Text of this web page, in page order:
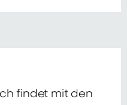
findet mit den